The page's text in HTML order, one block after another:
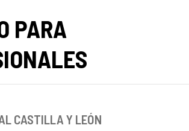
PARA
CASTILLA Y LEÓN